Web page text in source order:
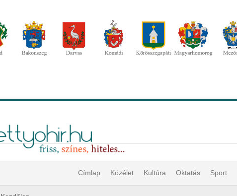
Címlap Közélet Kultúra Oktatás Sport